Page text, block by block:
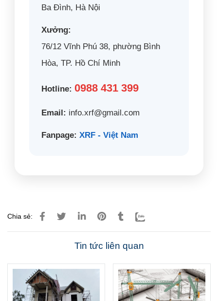
Ba Đình, Hà Nội
Xưởng:
76/12 Vĩnh Phú 38, phường Bình
Hòa, TP. Hồ Chí Minh
Hotline: 0988 431 399
Email: info.xrf@gmail.com
Fanpage: XRF - Việt Nam
Chia sẻ:
Tin tức liên quan